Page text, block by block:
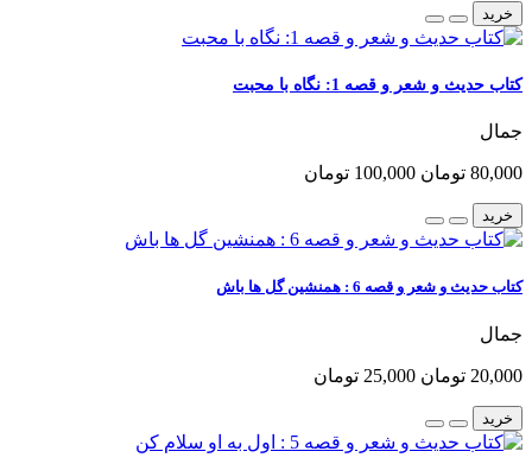
خرید
کتاب حدیث و شعر و قصه 1: نگاه با محبت
جمال
80,000 تومان 100,000 تومان
خرید
کتاب حدیث و شعر و قصه 6 : همنشین گل ها باش
جمال
20,000 تومان 25,000 تومان
خرید